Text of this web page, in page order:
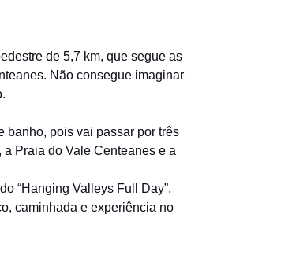
de 5,7 km, que segue as
Não consegue imaginar
banho, pois vai passar por três
Praia do Vale Centeanes e a
“Hanging Valleys Full Day”,
caminhada e experiência no